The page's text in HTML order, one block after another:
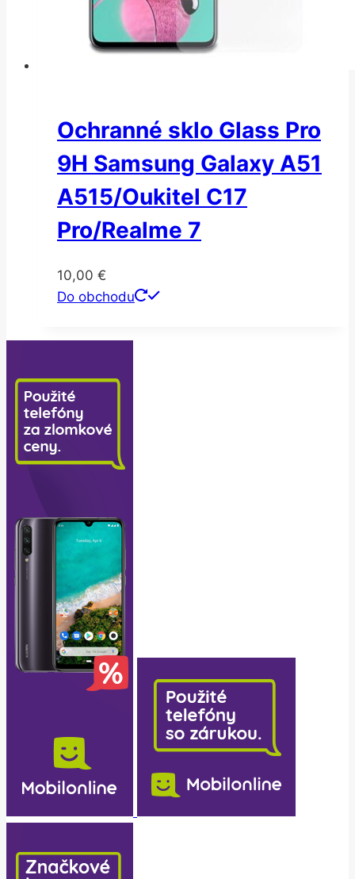
Ochranné sklo Glass Pro
9H Samsung Galaxy A51
A515/Oukitel C17
Pro/Realme 7
10,00 €
Do obchodu